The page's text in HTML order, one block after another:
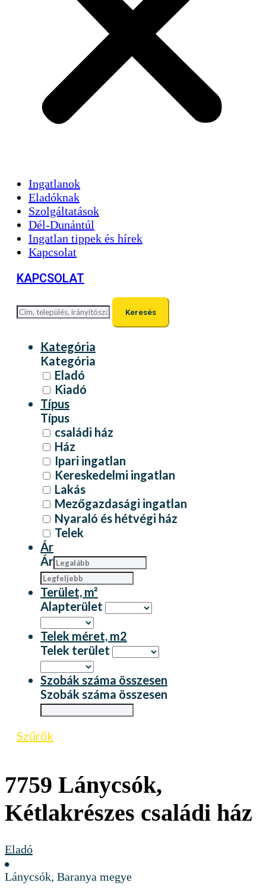
Ingatlanok
Eladóknak
Szolgáltatások
Dél-Dunántúl
Ingatlan tippek és hírek
Kapcsolat
KAPCSOLAT
Keresés
Kategória
Kategória
Eladó
Kiadó
Típus
Típus
családi ház
Ház
Ipari ingatlan
Kereskedelmi ingatlan
Lakás
Mezőgazdasági ingatlan
Nyaraló és hétvégi ház
Telek
Ár
Ár
Terület, m²
Alapterület
Telek méret, m2
Telek terület
Szobák száma összesen
Szobák száma összesen
Szűrők
7759 Lánycsók,
Kétlakrészes családi ház
Eladó
Lánycsók, Baranya megye